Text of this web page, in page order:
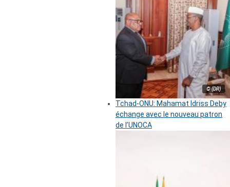
© (DR)
Tchad-ONU: Mahamat Idriss Deby
échange avec le nouveau patron
de l’UNOCA